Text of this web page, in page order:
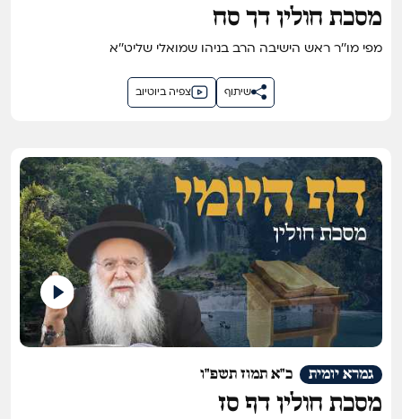
מסכת חולין דך סח
מפי מו''ר ראש הישיבה הרב בניהו שמואלי שליט''א
צפיה ביוטיוב שיתוף
כ"א תמוז תשפ"ו גמרא יומית
מסכת חולין דף סז